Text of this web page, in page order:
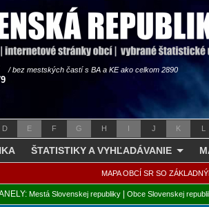
/ bez mestských častí s BA a KE ako celkom 2890
D E F G H I J K L
ŠTATISTIKY A VYHĽADÁVANIE
MAPA OBCÍ SR SO
Mestá Slovenskej republiky| Obce Slovenskej